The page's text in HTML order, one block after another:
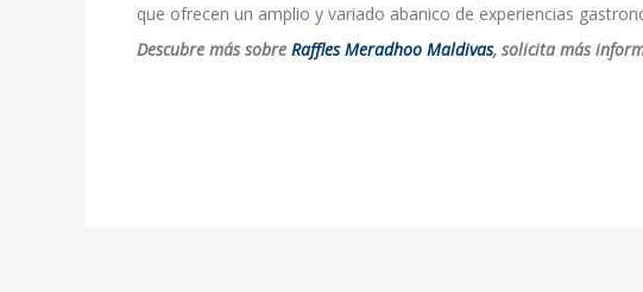
que ofrecen un amplio y variado abanico de experiencias
Descubre más sobreRaffles Meradhoo Maldivas, solicita más